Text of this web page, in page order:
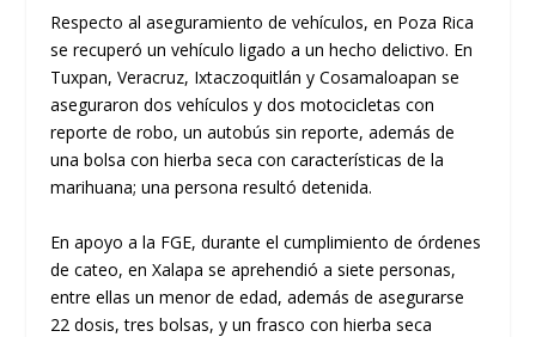
Respecto al aseguramiento de vehículos, en Poza Rica
se recuperó un vehículo ligado a un hecho delictivo. En
Tuxpan, Veracruz, Ixtaczoquitlán y Cosamaloapan se
aseguraron dos vehículos y dos motocicletas con
reporte de robo, un autobús sin reporte, además de
una bolsa con hierba seca con características de la
marihuana; una persona resultó detenida.
En apoyo a la FGE, durante el cumplimiento de órdenes
de cateo, en Xalapa se aprehendió a siete personas,
entre ellas un menor de edad, además de asegurarse
22 dosis, tres bolsas, y un frasco con hierba seca